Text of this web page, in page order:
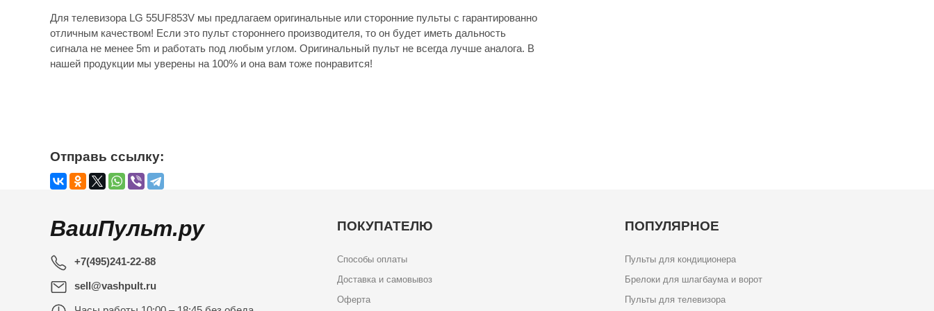
Для телевизора LG 55UF853V мы предлагаем оригинальные или сторонние пульты с гарантированно
отличным качеством! Если это пульт стороннего производителя, то он будет иметь дальность
сигнала не менее 5m и работать под любым углом. Оригинальный пульт не всегда лучше аналога. В
нашей продукции мы уверены на 100% и она вам тоже понравится!
Отправь ссылку:
ВашПульт.ру
+7(495)241-22-88
sell@vashpult.ru
ПОКУПАТЕЛЮ
Способы оплаты
Доставка и самовывоз
Оферта
ПОПУЛЯРНОЕ
Пульты для кондиционера
Брелоки для шлагбаума и ворот
Пульты для телевизора